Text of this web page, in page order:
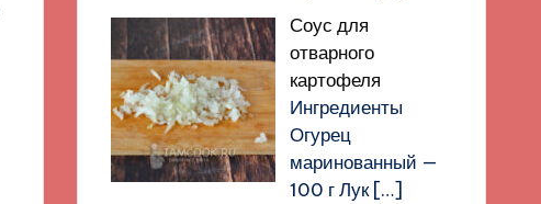
Соус для
отварного
картофеля
Ингредиенты
Огурец
маринованный —
100 г Лук […]